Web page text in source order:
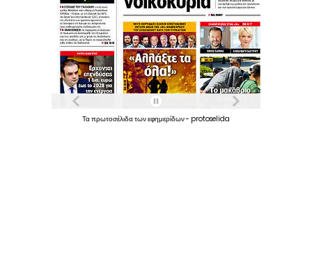
Ταπρωτοσέλιδατωνεφημερίδων- protoselida